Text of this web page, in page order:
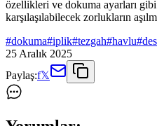
özellikleri ve dokuma ayarları
karşılaşılabilecek zorlukların
#dokuma#iplik#tezgah#havlu#
25 Aralık 2025
Paylaş:f𝕏